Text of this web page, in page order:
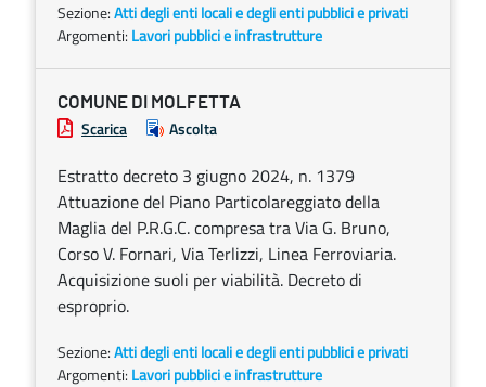
Sezione:Atti degli enti locali e degli enti pubblici e privati
Argomenti: Lavori pubblici e infrastrutture
COMUNE DI MOLFETTA
Scarica Ascolta
Estratto decreto 3 giugno 2024, n. 1379
Attuazione del Piano Particolareggiato della
Maglia del P.R.G.C. compresa tra Via G. Bruno,
Corso V. Fornari, Via Terlizzi, Linea Ferroviaria.
Acquisizione suoli per viabilità. Decreto di
esproprio.
Sezione:Atti degli enti locali e degli enti pubblici e privati
Argomenti: Lavori pubblici e infrastrutture